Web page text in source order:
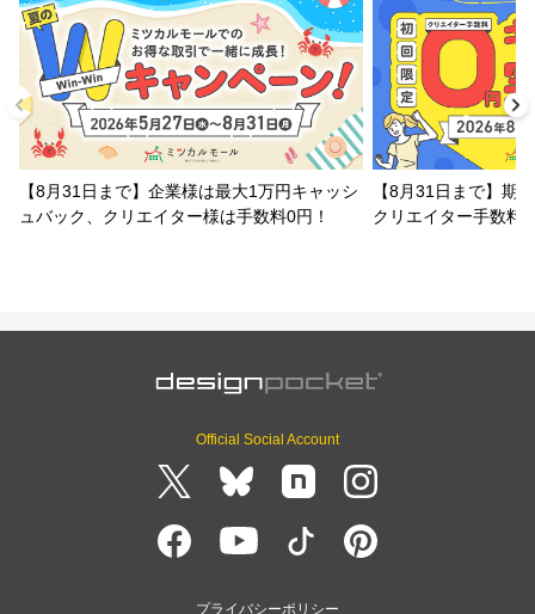
【8月31日まで】企業様は最大1万円キャッシ
ュバック、クリエイター様は手数料0円！
【8月31日まで】期
クリエイター手数料
Official Social Account
プライバシーポリシー